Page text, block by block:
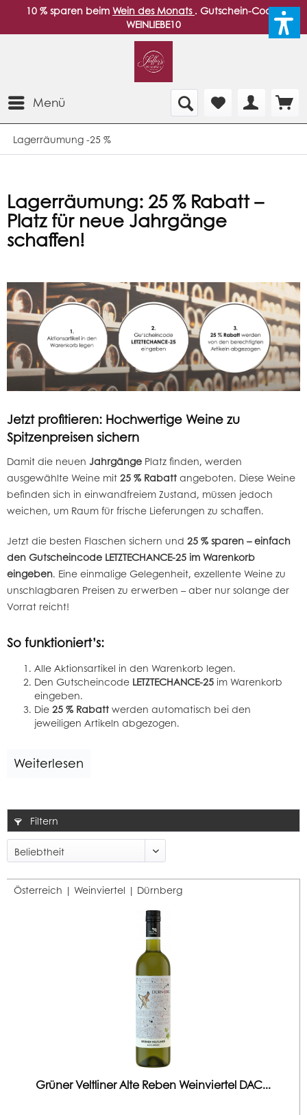
10 % sparen beim Wein des Monats . Gutschein-Code:
WEINLIEBE10
Menü
Lagerräumung -25 %
Lagerräumung: 25 % Rabatt –
Platz für neue Jahrgänge
schaffen!
Jetzt profitieren: Hochwertige Weine zu
Spitzenpreisen sichern
Damit die neuen Jahrgänge Platz finden, werden
ausgewählte Weine mit 25 % Rabatt angeboten. Diese Weine
befinden sich in einwandfreiem Zustand, müssen jedoch
weichen, um Raum für frische Lieferungen zu schaffen.
Jetzt die besten Flaschen sichern und 25 % sparen – einfach
den Gutscheincode LETZTECHANCE-25 im Warenkorb
eingeben. Eine einmalige Gelegenheit, exzellente Weine zu
unschlagbaren Preisen zu erwerben – aber nur solange der
Vorrat reicht!
So funktioniert’s:
Alle Aktionsartikel in den Warenkorb legen.
Den Gutscheincode LETZTECHANCE-25 im Warenkorb
eingeben.
Die 25 % Rabatt werden automatisch bei den
jeweiligen Artikeln abgezogen.
Weiterlesen
Filtern
Österreich | Weinviertel | Dürnberg
Grüner Veltliner Alte Reben Weinviertel DAC...